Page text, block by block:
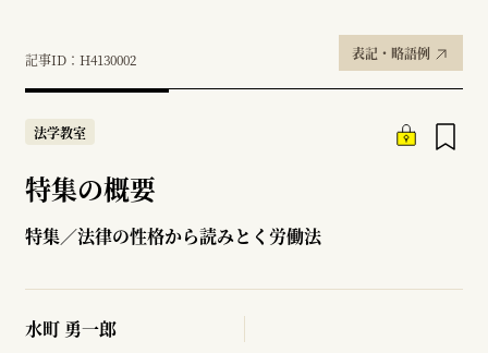
記事ID：H4130002 表記・略語例
法学教室
特集の概要
特集／法律の性格から読みとく労働法
水町 勇一郎